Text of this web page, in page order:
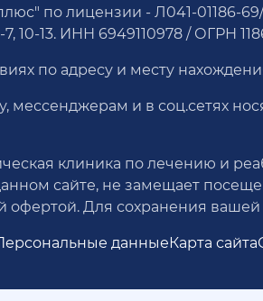
по лицензии - Л041-01186-69/
10-13. ИНН 6949110978 / ОГРН
по адресу и месту
мессенджерам и в соц.сетях
клиника по лечению и
сайте, не замещает
Для сохранения
данныеКарта сайта